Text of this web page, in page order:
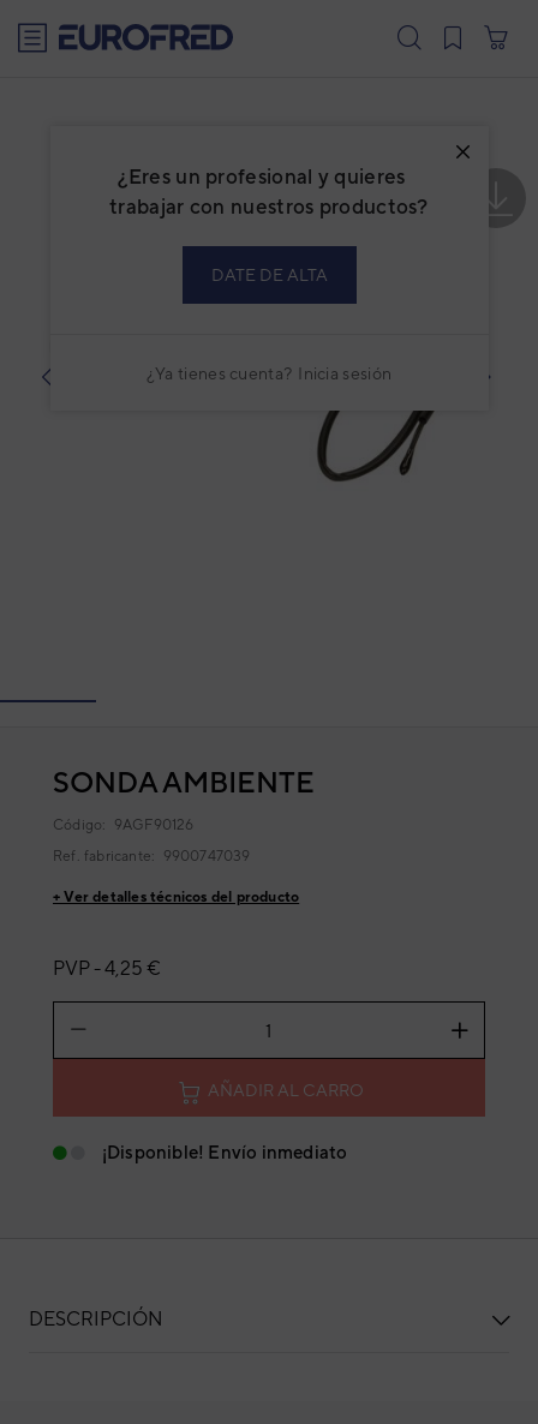
¿Eres un profesional y quieres
trabajar con nuestros productos?
DATE DE ALTA
¿Ya tienes cuenta? Inicia sesión
SONDA AMBIENTE
Código: 9AGF90126
Ref. fabricante: 9900747039
+ Ver detalles técnicos del producto
PVP -4,25 €
AÑADIR AL CARRO
¡Disponible! Envío inmediato
DESCRIPCIÓN